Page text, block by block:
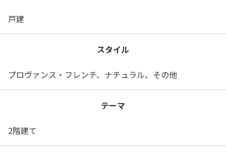
戸建
スタイル
プロヴァンス・フレンチ、ナチュラル、その他
テーマ
2階建て